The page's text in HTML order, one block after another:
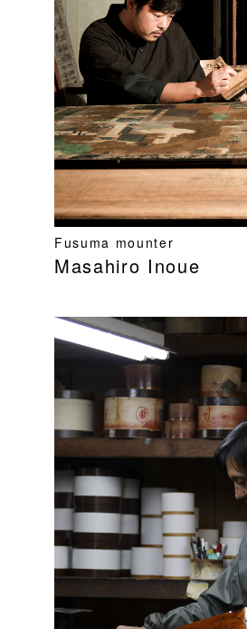
Fusuma mounter
Masahiro Inoue